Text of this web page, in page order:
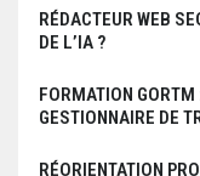
RÉDACTEUR WEB
DE L’IA ?
FORMATION
GESTIONNAIRE DE
RÉORIENTATION